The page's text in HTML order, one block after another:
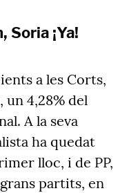
Soria ¡Ya!
a les Corts,
un 4,28% del
A la seva
ha quedat
lloc, i de PP,
partits, en